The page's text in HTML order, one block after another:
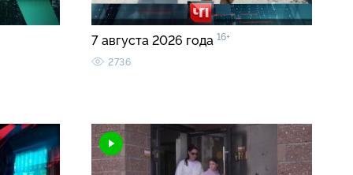
7 августа 2026 года 16+
2736